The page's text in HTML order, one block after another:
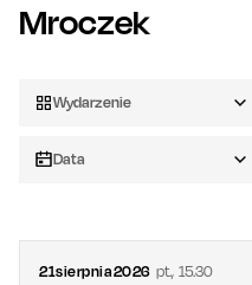
Mroczek
Wydarzenie
Data
21sierpnia2026 pt., 15.30